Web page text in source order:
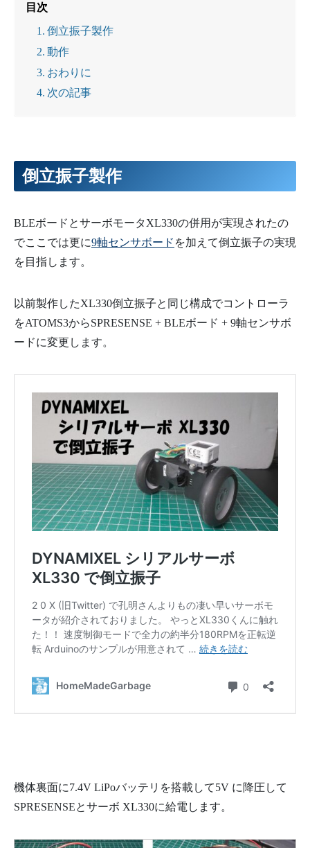
目次
倒立振子製作
動作
おわりに
次の記事
倒立振子製作
BLEボードとサーボモータXL330の併用が実現されたの
でここでは更に9軸センサボード を加えて倒立振子の実現
を目指します。
以前製作したXL330倒立振子と同じ構成でコントローラ
をATOMS3からSPRESENSE + BLEボード + 9軸センサボ
ードに変更します。
機体裏面に7.4V LiPoバッテリを搭載して5V に降圧して
SPRESENSEとサーボ XL330に給電します。